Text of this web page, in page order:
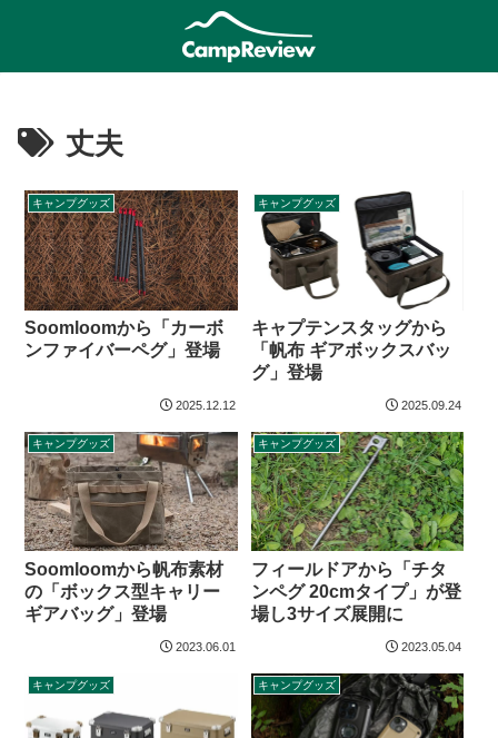
丈夫
キャンプグッズ
Soomloomから「カーボ
ンファイバーペグ」登場
2025.12.12
キャンプグッズ
キャプテンスタッグから
「帆布 ギアボックスバッ
グ」登場
2025.09.24
キャンプグッズ
Soomloomから帆布素材
の「ボックス型キャリー
ギアバッグ」登場
2023.06.01
キャンプグッズ
フィールドアから「チタ
ンペグ 20cmタイプ」が登
場し3サイズ展開に
2023.05.04
キャンプグッズ キャンプグッズ